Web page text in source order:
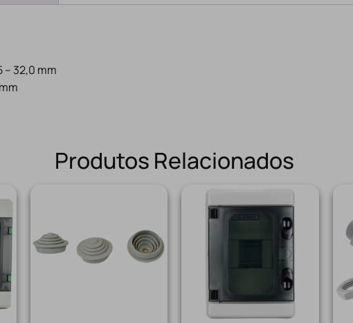
– 32,0 mm
Produtos Relacionados